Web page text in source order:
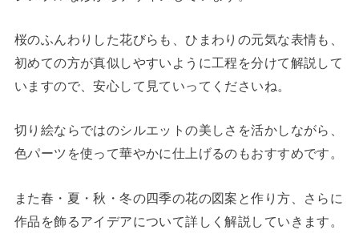
桜のふんわりした花びらも、ひまわりの元気な表情も、
初めての方が真似しやすいように工程を分けて解説して
いますので、安心して見ていってくださいね。
切り絵ならではのシルエットの美しさを活かしながら、
色パーツを使って華やかに仕上げるのもおすすめです。
また春・夏・秋・冬の四季の花の図案と作り方、さらに
作品を飾るアイデアについて詳しく解説していきます。